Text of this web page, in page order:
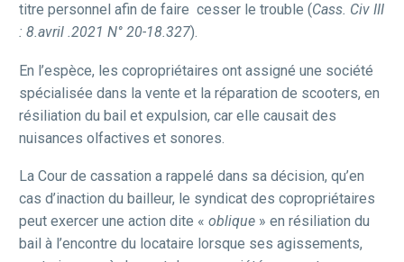
titre personnel afin de faire cesser le trouble (Cass. Civ III
: 8.avril .2021 N° 20-18.327).
En l’espèce, les copropriétaires ont assigné une société
spécialisée dans la vente et la réparation de scooters, en
résiliation du bail et expulsion, car elle causait des
nuisances olfactives et sonores.
La Cour de cassation a rappelé dans sa décision, qu’en
cas d’inaction du bailleur, le syndicat des copropriétaires
peut exercer une action dite « oblique » en résiliation du
bail à l’encontre du locataire lorsque ses agissements,